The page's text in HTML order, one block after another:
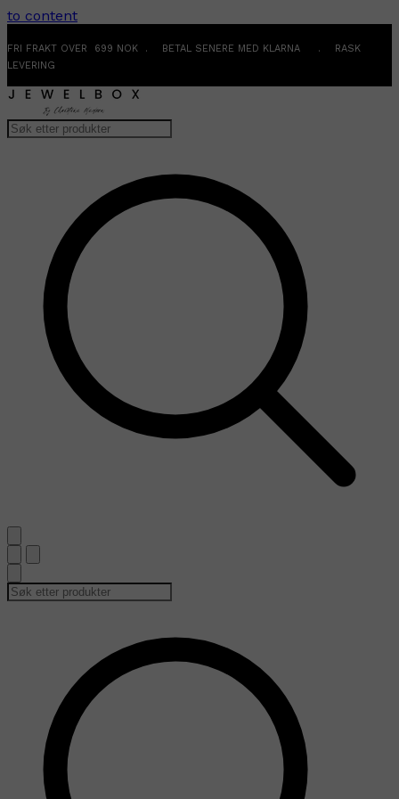
to content
FRI FRAKT OVER 699 NOK . BETAL SENERE MED KLARNA . RASK
LEVERING